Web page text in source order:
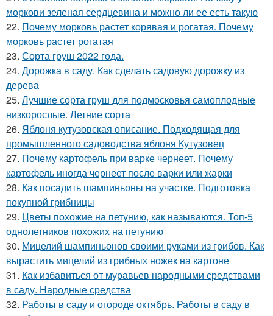
моркови зеленая сердцевина и можно ли ее есть такую
22. Почему морковь растет корявая и рогатая. Почему
морковь растет рогатая
23. Сорта груш 2022 года.
24. Дорожка в саду. Как сделать садовую дорожку из
дерева
25. Лучшие сорта груш для подмосковья самоплодные
низкорослые. Летние сорта
26. Яблоня кутузовская описание. Подходящая для
промышленного садоводства яблоня Кутузовец
27. Почему картофель при варке чернеет. Почему
картофель иногда чернеет после варки или жарки
28. Как посадить шампиньоны на участке. Подготовка
покупной грибницы
29. Цветы похожие на петунию, как называются. Топ-5
однолетников похожих на петунию
30. Мицелий шампиньонов своими руками из грибов. Как
вырастить мицелий из грибных ножек на картоне
31. Как избавиться от муравьев народными средствами
в саду. Народные средства
32. Работы в саду и огороде октябрь. Работы в саду в